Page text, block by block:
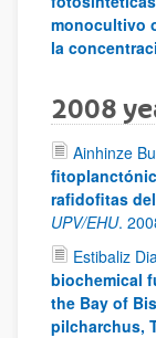
monocultivo
la
2008
Ainhinze
rafidofitas
UPV/EHU.
Estibaliz
biochemical
the Bay of
pilcharchus,